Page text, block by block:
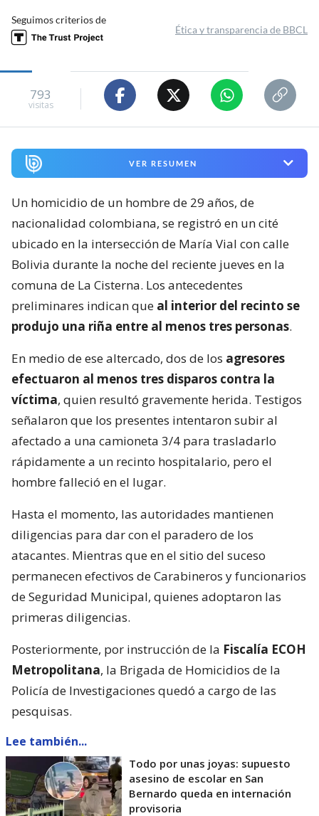
Seguimos criterios de
Ética y transparencia de BBCL
793
visitas
VER RESUMEN
Un homicidio de un hombre de 29 años, de
nacionalidad colombiana, se registró en un cité
ubicado en la intersección de María Vial con calle
Bolivia durante la noche del reciente jueves en la
comuna de La Cisterna. Los antecedentes
preliminares indican que al interior del recinto se
produjo una riña entre al menos tres personas.
En medio de ese altercado, dos de los agresores
efectuaron al menos tres disparos contra la
víctima, quien resultó gravemente herida. Testigos
señalaron que los presentes intentaron subir al
afectado a una camioneta 3/4 para trasladarlo
rápidamente a un recinto hospitalario, pero el
hombre falleció en el lugar.
Hasta el momento, las autoridades mantienen
diligencias para dar con el paradero de los
atacantes. Mientras que en el sitio del suceso
permanecen efectivos de Carabineros y funcionarios
de Seguridad Municipal, quienes adoptaron las
primeras diligencias.
Posteriormente, por instrucción de la Fiscalía ECOH
Metropolitana, la Brigada de Homicidios de la
Policía de Investigaciones quedó a cargo de las
pesquisas.
Lee también...
Todo por unas joyas: supuesto
asesino de escolar en San
Bernardo queda en internación
provisoria